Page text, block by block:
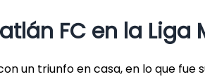
FC en la Liga
un triunfo en casa, en lo que fue